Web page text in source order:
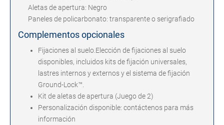
Aletas de apertura: Negro
Paneles de policarbonato: transparente o serigrafiado
Complementos opcionales
Fijaciones al suelo.Elección de fijaciones al suelo
disponibles, incluidos kits de fijación universales,
lastres internos y externos y el sistema de fijación
Ground-Lock™.
Kit de aletas de apertura (Juego de 2)
Personalización disponible: contáctenos para más
información